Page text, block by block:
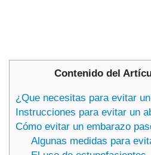
Contenido del
¿Que necesitas para evitar
Instrucciones para evitar un
Cómo evitar un embarazo
Algunas medidas para